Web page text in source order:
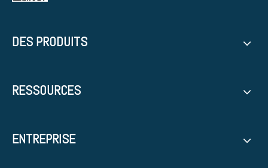
DES PRODUITS
RESSOURCES
ENTREPRISE